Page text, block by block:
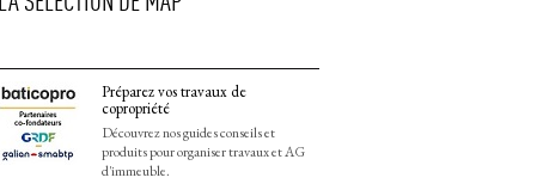
Préparez vos travaux de
copropriété
Découvrez nos guides conseils et
produits pour organiser travaux et AG
d'immeuble.